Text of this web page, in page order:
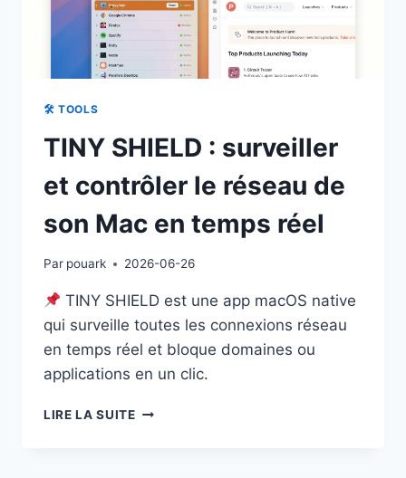
🛠 TOOLS
TINY SHIELD : surveiller
et contrôler le réseau de
son Mac en temps réel
Par pouark 2026-06-26
TINY SHIELD est une app macOS native
qui surveille toutes les connexions réseau
en temps réel et bloque domaines ou
applications en un clic.
LIRE LA SUITETINY